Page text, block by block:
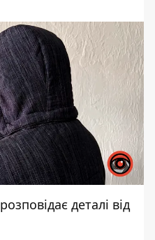
розповідає деталі від